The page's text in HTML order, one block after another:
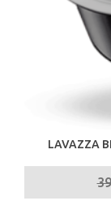
LAVAZZA